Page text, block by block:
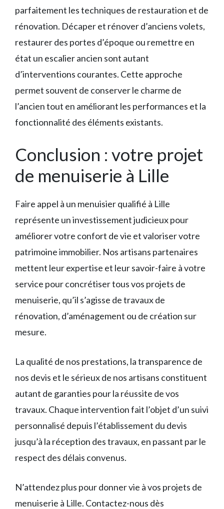
parfaitement les techniques de restauration et de
rénovation. Décaper et rénover d’anciens volets,
restaurer des portes d’époque ou remettre en
état un escalier ancien sont autant
d’interventions courantes. Cette approche
permet souvent de conserver le charme de
l’ancien tout en améliorant les performances et la
fonctionnalité des éléments existants.
Conclusion : votre projet
de menuiserie à Lille
Faire appel à un menuisier qualifié à Lille
représente un investissement judicieux pour
améliorer votre confort de vie et valoriser votre
patrimoine immobilier. Nos artisans partenaires
mettent leur expertise et leur savoir-faire à votre
service pour concrétiser tous vos projets de
menuiserie, qu’il s’agisse de travaux de
rénovation, d’aménagement ou de création sur
mesure.
La qualité de nos prestations, la transparence de
nos devis et le sérieux de nos artisans constituent
autant de garanties pour la réussite de vos
travaux. Chaque intervention fait l’objet d’un suivi
personnalisé depuis l’établissement du devis
jusqu’à la réception des travaux, en passant par le
respect des délais convenus.
N’attendez plus pour donner vie à vos projets de
menuiserie à Lille. Contactez-nous dès